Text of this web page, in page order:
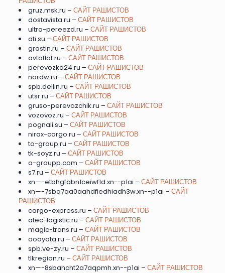
gruz.msk.ru – САЙТ РАШИСТОВ
dostavista.ru – САЙТ РАШИСТОВ
ultra-pereezd.ru – САЙТ РАШИСТОВ
ati.su – САЙТ РАШИСТОВ
grastin.ru – САЙТ РАШИСТОВ
avtoflot.ru – САЙТ РАШИСТОВ
perevozka24.ru – САЙТ РАШИСТОВ
nordw.ru – САЙТ РАШИСТОВ
spb.dellin.ru – САЙТ РАШИСТОВ
utsr.ru – САЙТ РАШИСТОВ
gruso-perevozchik.ru – САЙТ РАШИСТОВ
vozovoz.ru – САЙТ РАШИСТОВ
pognali.su – САЙТ РАШИСТОВ
nirax-cargo.ru – САЙТ РАШИСТОВ
to-group.ru – САЙТ РАШИСТОВ
tk-soyz.ru – САЙТ РАШИСТОВ
a-groupp.com – САЙТ РАШИСТОВ
s7.ru – САЙТ РАШИСТОВ
xn—-etbhgfabn1ceiwf1d.xn--p1ai – САЙТ РАШИСТОВ
xn—-7sba7aa0aahdfiedhiadh3w.xn--p1ai – САЙТ
РАШИСТОВ
cargo-express.ru – САЙТ РАШИСТОВ
atec-logistic.ru – САЙТ РАШИСТОВ
magic-trans.ru – САЙТ РАШИСТОВ
oooyata.ru – САЙТ РАШИСТОВ
spb.ve-zy.ru – САЙТ РАШИСТОВ
tlkregion.ru – САЙТ РАШИСТОВ
xn—-8sbahcht2a7aqpmh.xn--p1ai – САЙТ РАШИСТОВ